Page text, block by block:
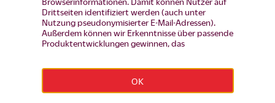
Drittseiten identifiziert werden (auch unter
Nutzung pseudonymisierter E-Mail-Adressen).
Außerdem können wir Erkenntnisse über passende
Produktentwicklungen gewinnen, das
und Werbung wiederansprechen, die noch keinen
Produkt-Antrag gestellt haben, aber auch Nutzer,
OK
|Datenschutz-Einstellungen